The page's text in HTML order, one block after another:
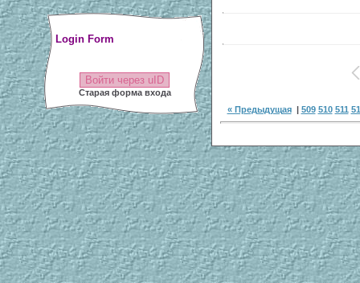
Login Form
Войти через uID
Старая форма входа
« Предыдущая| 509 510 511